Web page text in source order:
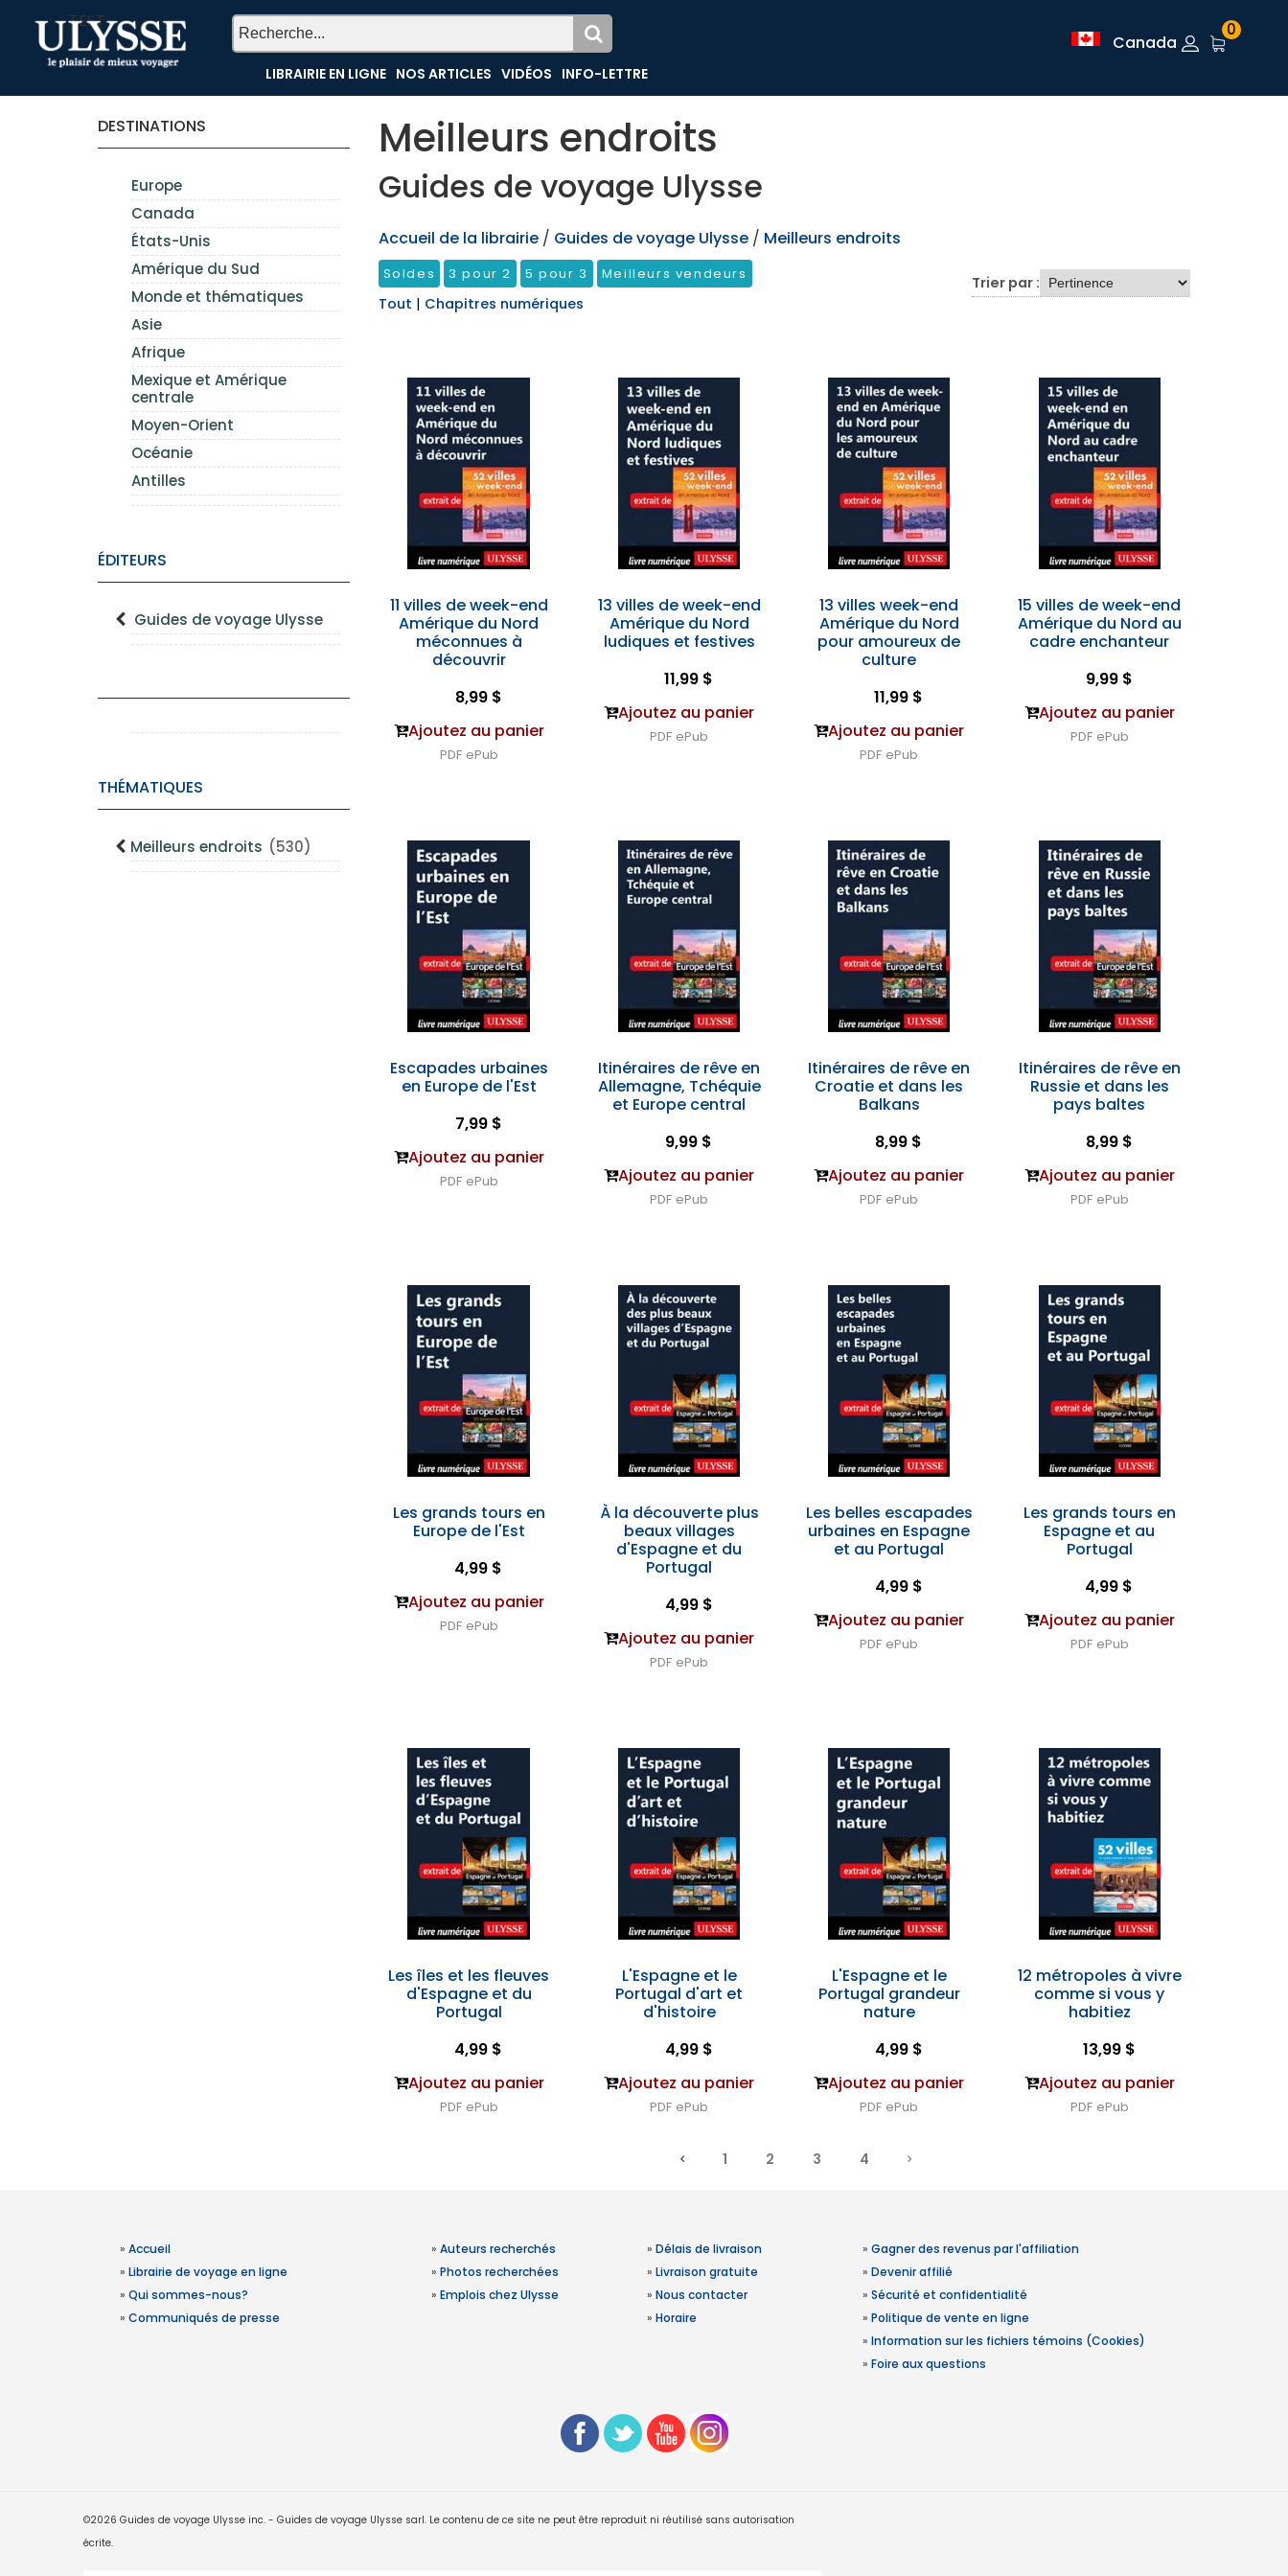
TEST
LIBRAIRIE EN LIGNE NOS ARTICLES VIDÉOS INFO-LETTRE
Canada
0
DESTINATIONS
Europe
Canada
États-Unis
Amérique du Sud
Monde et thématiques
Asie
Afrique
Mexique et Amérique
centrale
Moyen-Orient
Océanie
Antilles
ÉDITEURS
Guides de voyage Ulysse
THÉMATIQUES
Meilleurs endroits (530)
Meilleurs endroits
Guides de voyage Ulysse
Accueil de la librairie / Guides de voyage Ulysse / Meilleurs endroits
Soldes 3 pour 2 5 pour 3 Meilleurs vendeurs
Tout | Chapitres numériques
Trier par :
11 villes de week-end
Amérique du Nord
méconnues à
découvrir
8,99 $
Ajoutez au panier
PDF ePub
13 villes de week-end
Amérique du Nord
ludiques et festives
11,99 $
Ajoutez au panier
PDF ePub
13 villes week-end
Amérique du Nord
pour amoureux de
culture
11,99 $
Ajoutez au panier
PDF ePub
15 villes de week-end
Amérique du Nord au
cadre enchanteur
9,99 $
Ajoutez au panier
PDF ePub
Escapades urbaines
en Europe de l'Est
7,99 $
Ajoutez au panier
PDF ePub
Itinéraires de rêve en
Allemagne, Tchéquie
et Europe central
9,99 $
Ajoutez au panier
PDF ePub
Itinéraires de rêve en
Croatie et dans les
Balkans
8,99 $
Ajoutez au panier
PDF ePub
Itinéraires de rêve en
Russie et dans les
pays baltes
8,99 $
Ajoutez au panier
PDF ePub
Les grands tours en
Europe de l'Est
4,99 $
Ajoutez au panier
PDF ePub
À la découverte plus
beaux villages
d'Espagne et du
Portugal
4,99 $
Ajoutez au panier
PDF ePub
Les belles escapades
urbaines en Espagne
et au Portugal
4,99 $
Ajoutez au panier
PDF ePub
Les grands tours en
Espagne et au
Portugal
4,99 $
Ajoutez au panier
PDF ePub
Les îles et les fleuves
d'Espagne et du
Portugal
4,99 $
Ajoutez au panier
PDF ePub
L'Espagne et le
Portugal d'art et
d'histoire
4,99 $
Ajoutez au panier
PDF ePub
L'Espagne et le
Portugal grandeur
nature
4,99 $
Ajoutez au panier
PDF ePub
12 métropoles à vivre
comme si vous y
habitiez
13,99 $
Ajoutez au panier
PDF ePub
1 2 3 4
» Accueil
» Librairie de voyage en ligne
» Qui sommes-nous?
» Communiqués de presse
» Auteurs recherchés
» Photos recherchées
» Emplois chez Ulysse
» Délais de livraison
» Livraison gratuite
» Nous contacter
» Horaire
» Gagner des revenus par l'affiliation
» Devenir affilié
» Sécurité et confidentialité
» Politique de vente en ligne
» Information sur les fichiers témoins (Cookies)
» Foire aux questions
©2026 Guides de voyage Ulysse inc. - Guides de voyage Ulysse sarl. Le contenu de ce site ne peut être reproduit ni réutilisé sans autorisation
écrite.